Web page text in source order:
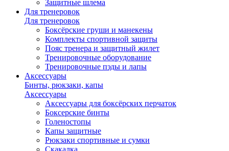
Защитные шлема
Для тренеровок
Для тренеровок
Боксёрские груши и манекены
Комплекты спортивной защиты
Пояс тренера и защитный жилет
Тренировочные оборудование
Тренировочные пэды и лапы
Аксессуары
Бинты, рюкзаки, капы
Аксессуары
Аксессуары для боксёрских перчаток
Боксерские бинты
Голеностопы
Капы защитные
Рюкзаки спортивные и сумки
Скакалка